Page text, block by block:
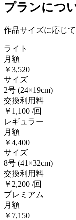
プランにつ
作品サイズに応じ
ライト
月額
￥3,520
サイズ
2号 (24×19cm)
交換利用料
￥1,100 /回
レギュラー
月額
￥4,400
サイズ
8号 (41×32cm)
交換利用料
￥2,200 /回
プレミアム
月額
￥7,150